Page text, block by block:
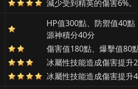
減少受到精英的傷害6%。
HP值300點、防禦值40點
源神積分40分
傷害值180點、爆擊值80
冰屬性技能造成傷害提升
冰屬性技能造成傷害提升